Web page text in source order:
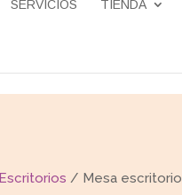
SERVICIOS TIENDA
Escritorios / Mesa escritorio